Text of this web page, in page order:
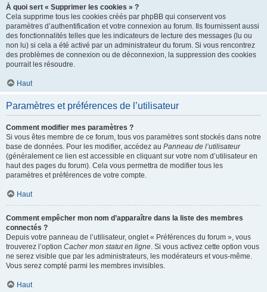
À quoi sert « Supprimer les cookies » ?
Cela supprime tous les cookies créés par phpBB qui conservent vos
paramètres d’authentification et votre connexion au forum. Ils fournissent aussi
des fonctionnalités telles que les indicateurs de lecture des messages (lu ou
non lu) si cela a été activé par un administrateur du forum. Si vous rencontrez
des problèmes de connexion ou de déconnexion, la suppression des cookies
pourrait les résoudre.
Haut
Paramètres et préférences de l’utilisateur
Comment modifier mes paramètres ?
Si vous êtes membre de ce forum, tous vos paramètres sont stockés dans notre
base de données. Pour les modifier, accédez au Panneau de l’utilisateur
(généralement ce lien est accessible en cliquant sur votre nom d’utilisateur en
haut des pages du forum). Cela vous permettra de modifier tous les
paramètres et préférences de votre compte.
Haut
Comment empêcher mon nom d’apparaître dans la liste des membres
connectés ?
Depuis votre panneau de l’utilisateur, onglet « Préférences du forum », vous
trouverez l’option Cacher mon statut en ligne. Si vous activez cette option vous
ne serez visible que par les administrateurs, les modérateurs et vous-même.
Vous serez compté parmi les membres invisibles.
Haut